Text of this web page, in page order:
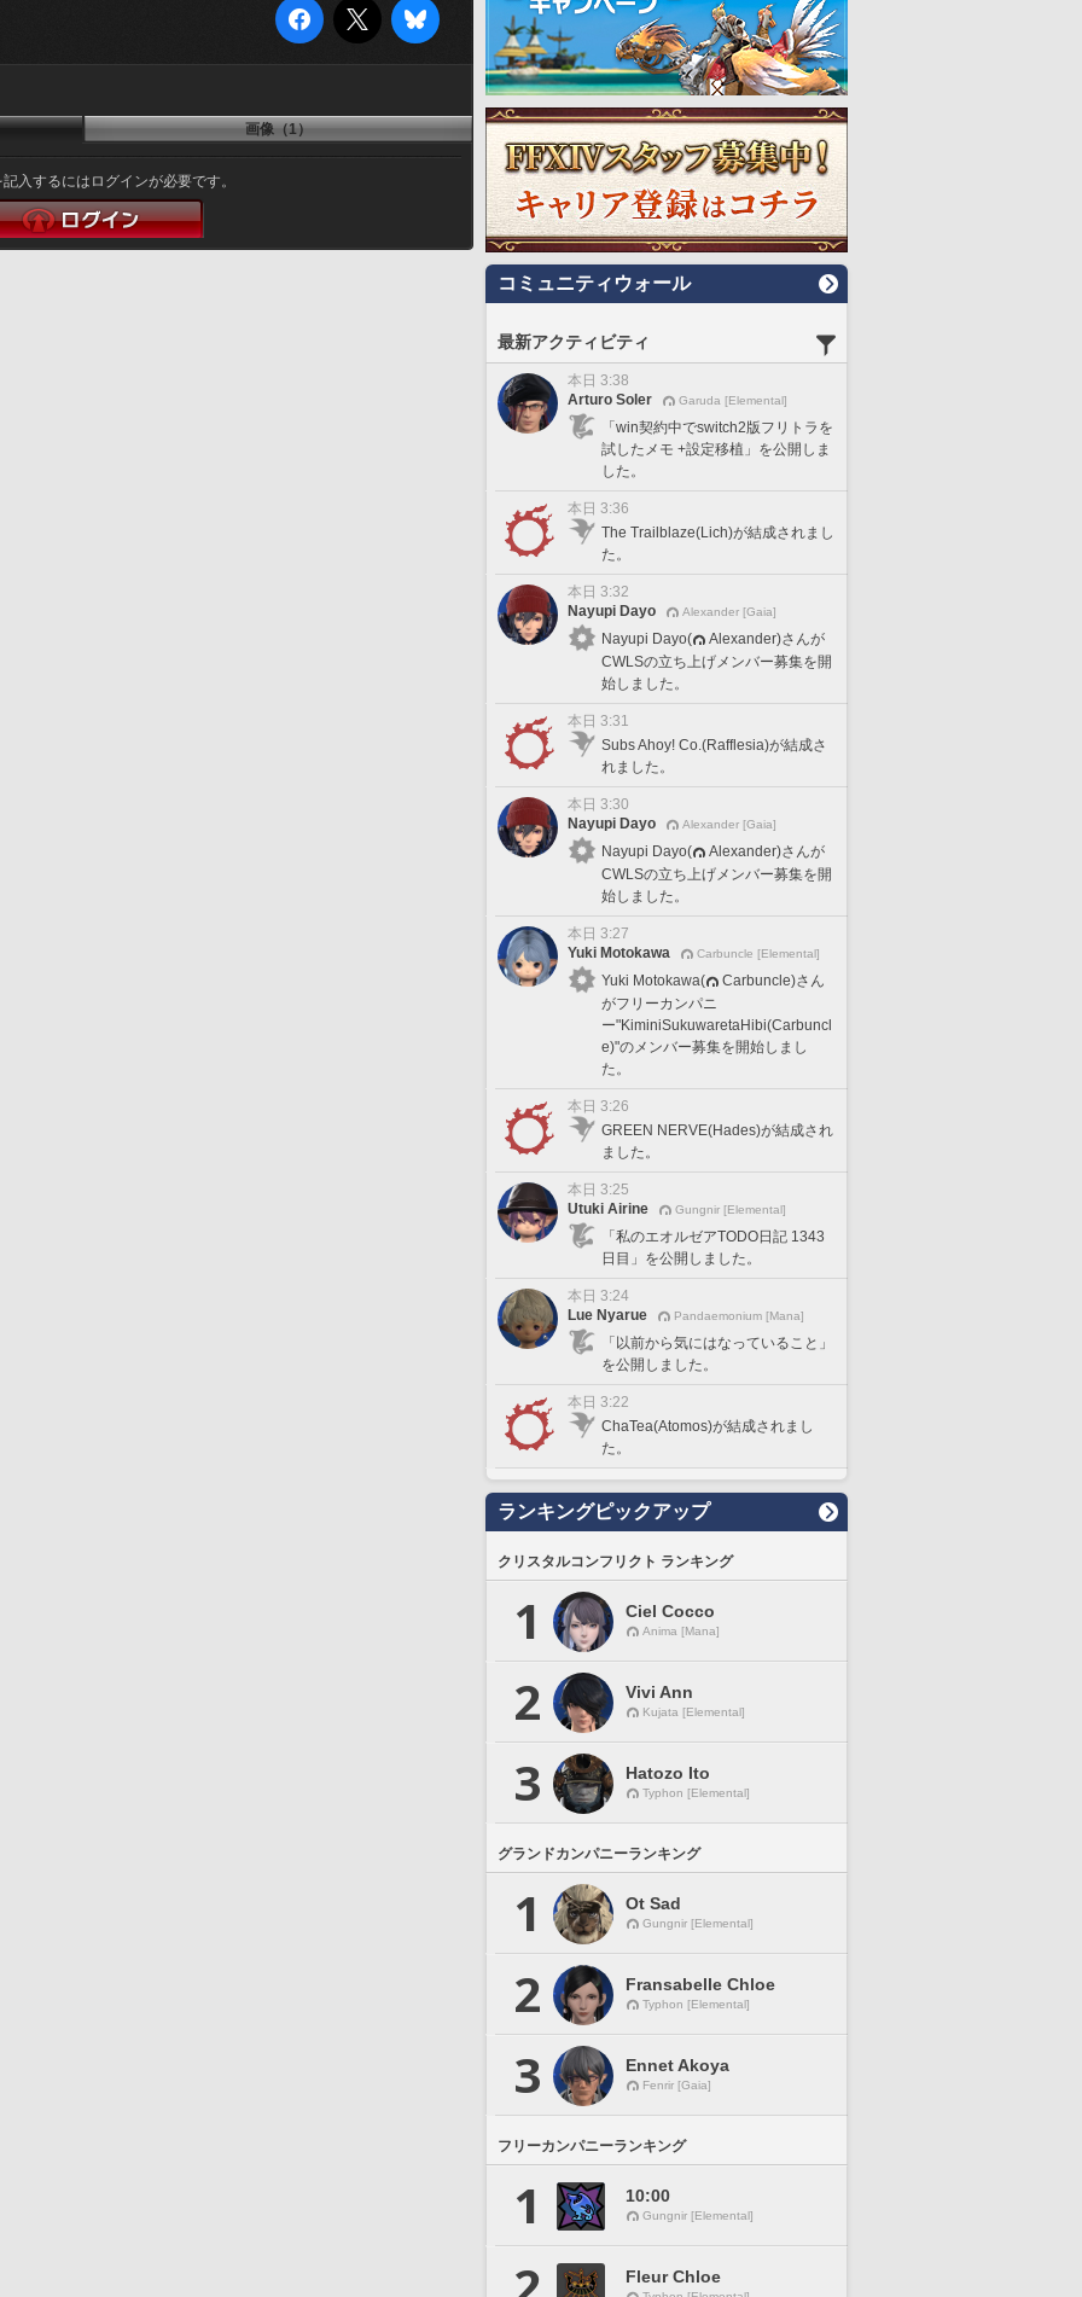
画像（1）
入するにはログインが必要です。
コミュニティウォール
最新アクティビティ
本日 3:38
Arturo Soler
Garuda [Elemental]
「win契約中でswitch2版フリトラを
試したメモ +設定移植」を公開しま
した。
本日 3:36
The Trailblaze(Lich)が結成されまし
た。
本日 3:32
Nayupi Dayo
Alexander [Gaia]
Nayupi Dayo(
Alexander)さんが
CWLSの立ち上げメンバー募集を開
始しました。
本日 3:31
Subs Ahoy! Co.(Rafflesia)が結成さ
れました。
本日 3:30
Nayupi Dayo
Alexander [Gaia]
Nayupi Dayo(
Alexander)さんが
CWLSの立ち上げメンバー募集を開
始しました。
本日 3:27
Yuki Motokawa
Carbuncle [Elemental]
Yuki Motokawa(
Carbuncle)さん
がフリーカンパニ
ー"KiminiSukuwaretaHibi(Carbuncl
e)"のメンバー募集を開始しまし
た。
本日 3:26
GREEN NERVE(Hades)が結成され
ました。
本日 3:25
Utuki Airine
Gungnir [Elemental]
「私のエオルゼアTODO日記 1343
日目」を公開しました。
本日 3:24
Lue Nyarue
Pandaemonium [Mana]
「以前から気にはなっていること」
を公開しました。
本日 3:22
ChaTea(Atomos)が結成されまし
た。
ランキングピックアップ
クリスタルコンフリクト ランキング
1 Ciel Cocco
Anima [Mana]
2 Vivi Ann
Kujata [Elemental]
3 Hatozo Ito
Typhon [Elemental]
グランドカンパニーランキング
1 Ot Sad
Gungnir [Elemental]
2 Fransabelle Chloe
Typhon [Elemental]
3 Ennet Akoya
Fenrir [Gaia]
フリーカンパニーランキング
1 10:00
Gungnir [Elemental]
Fleur Chloe